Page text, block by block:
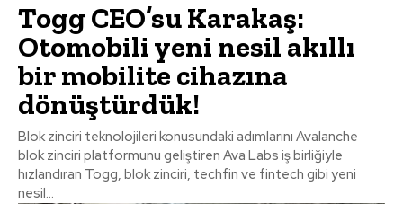
Togg CEO’su Karakaş:
Otomobili yeni nesil akıllı
bir mobilite cihazına
dönüştürdük!
Blok zinciri teknolojileri konusundaki adımlarını Avalanche
blok zinciri platformunu geliştiren Ava Labs iş birliğiyle
hızlandıran Togg, blok zinciri, techfin ve fintech gibi yeni
nesil...